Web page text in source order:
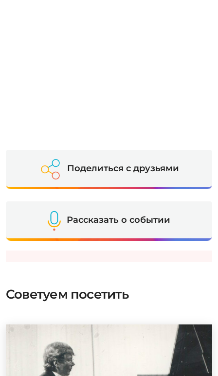
Поделиться с друзьями
Рассказать о событии
Советуем посетить